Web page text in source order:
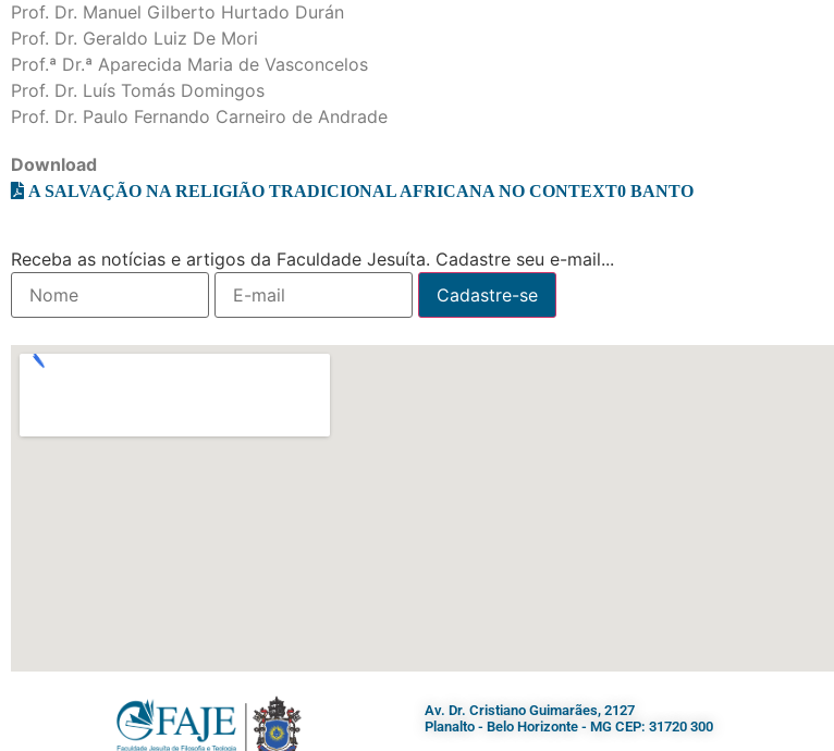
Prof. Dr. Manuel Gilberto Hurtado Durán
Prof. Dr. Geraldo Luiz De Mori
Prof.ª Dr.ª Aparecida Maria de Vasconcelos
Prof. Dr. Luís Tomás Domingos
Prof. Dr. Paulo Fernando Carneiro de Andrade
Download
A SALVAÇÃO NA RELIGIÃO TRADICIONAL AFRICANA NO CONTEXT0 BANTO
Receba as notícias e artigos da Faculdade Jesuíta. Cadastre seu e-mail...
Av. Dr. Cristiano Guimarães, 2127
Planalto - Belo Horizonte - MG CEP: 31720 300